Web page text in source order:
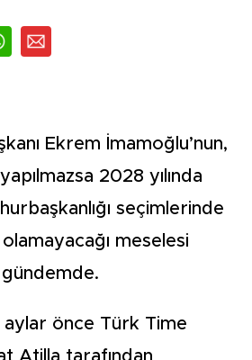
Ekrem İmamoğlu’nun,
2028 yılında
seçimlerinde
meselesi
gündemde.
aylar önce Türk Time
Atilla tarafından